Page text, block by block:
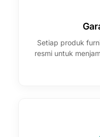
Setiap produk
resmi untuk